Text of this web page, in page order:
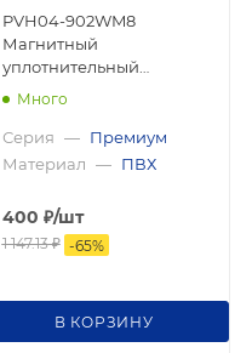
PVH04-902WM8
Магнитный
уплотнительный
профиль, 180°
стекла 8мм, 2500мм,
premium
Много
Серия — Премиум
Материал — ПВХ
400 ₽/шт
1 147.13₽ -65%
В КОРЗИНУ